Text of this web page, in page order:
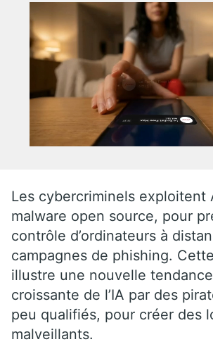
Les cybercriminels exploitent
malware open source, pour
contrôle d’ordinateurs à
campagnes de phishing.
illustre une nouvelle
croissante de l’IA par des
peu qualifiés, pour créer des
malveillants.